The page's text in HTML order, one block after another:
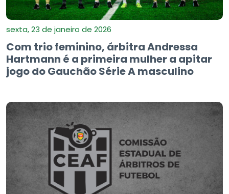
sexta, 23 de janeiro de 2026
Com trio feminino, árbitra Andressa
Hartmann é a primeira mulher a apitar
jogo do Gauchão Série A masculino